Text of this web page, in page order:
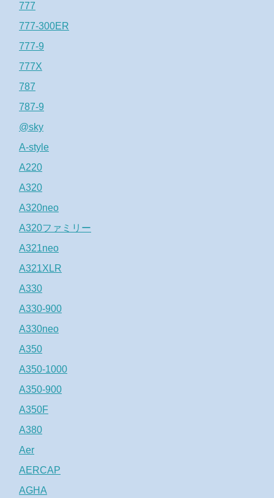
777
777-300ER
777-9
777X
787
787-9
@sky
A-style
A220
A320
A320neo
A320ファミリー
A321neo
A321XLR
A330
A330-900
A330neo
A350
A350-1000
A350-900
A350F
A380
Aer
AERCAP
AGHA